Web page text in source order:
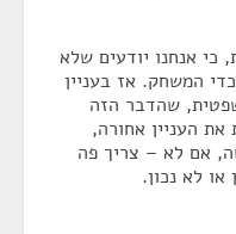
כי אנחנו יודעים שלא
המשחק. אז בעניין
שהדבר הזה
העניין אחורה,
אם לא – צריך פה
לא נכון.